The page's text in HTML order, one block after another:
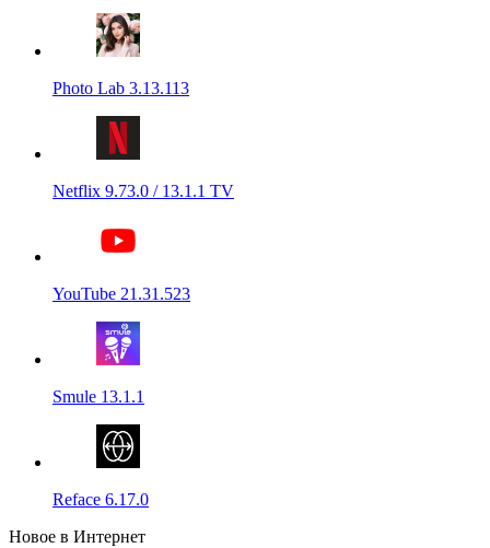
Photo Lab 3.13.113
Netflix 9.73.0 / 13.1.1 TV
YouTube 21.31.523
Smule 13.1.1
Reface 6.17.0
Новое в Интернет